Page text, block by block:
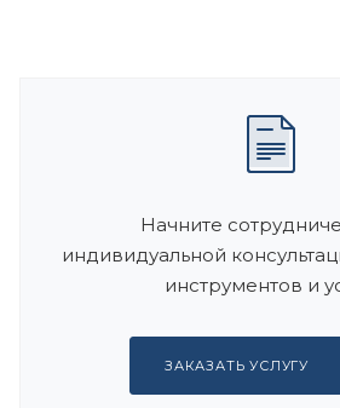
Начните
индивидуальной
инструментов и
ЗАКАЗАТЬ УСЛУГУ